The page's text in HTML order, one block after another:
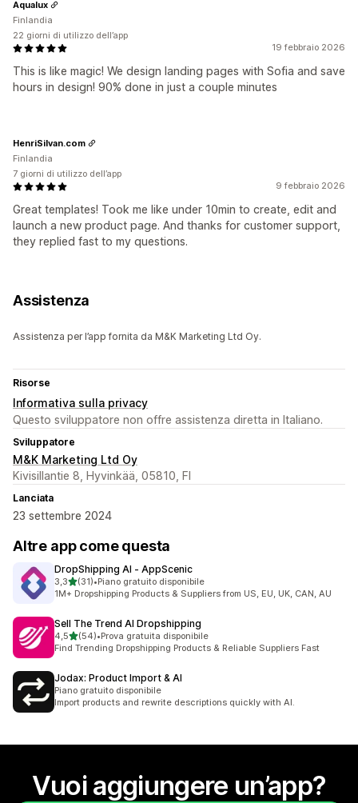
19 febbraio 2026
This is like magic! We design landing pages with Sofia and save
hours in design! 90% done in just a couple minutes
Aqualux
Finlandia
22 giorni di utilizzo dell’app
9 febbraio 2026
Great templates! Took me like under 10min to create, edit and
launch a new product page. And thanks for customer support,
they replied fast to my questions.
HenriSilvan.com
Finlandia
7 giorni di utilizzo dell’app
Assistenza
Assistenza per l’app fornita da M&K Marketing Ltd Oy.
Risorse
Informativa sulla privacy
Questo sviluppatore non offre assistenza diretta in Italiano.
Sviluppatore
M&K Marketing Ltd Oy
Kivisillantie 8, Hyvinkää, 05810, FI
Lanciata
23 settembre 2024
Altre app come questa
DropShipping AI ‑ AppScenic
3,3stelle su 5
(31)
31 recensioni totali
•Piano gratuito disponibile
1M+ Dropshipping Products & Suppliers from US, EU, UK, CAN, AU
Sell The Trend AI Dropshipping
4,5stelle su 5
(54)
54 recensioni totali
•Prova gratuita disponibile
Find Trending Dropshipping Products & Reliable Suppliers Fast
Jodax: Product Import & AI
Piano gratuito disponibile
Import products and rewrite descriptions quickly with AI.
Vuoi aggiungere un’app?